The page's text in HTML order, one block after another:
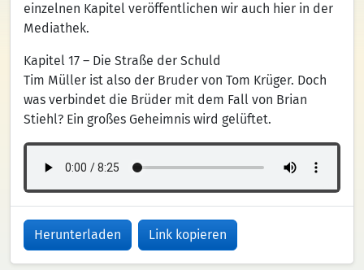
einzelnen Kapitel veröffentlichen wir auch hier in der
Mediathek.
Kapitel 17 – Die Straße der Schuld
Tim Müller ist also der Bruder von Tom Krüger. Doch
was verbindet die Brüder mit dem Fall von Brian
Stiehl? Ein großes Geheimnis wird gelüftet.
Herunterladen Link kopieren